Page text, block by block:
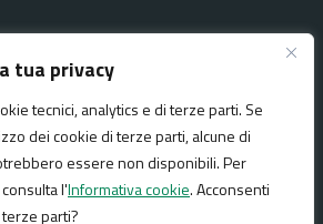
tua privacy
tecnici, analytics e di terze parti. Se
dei cookie di terze parti, alcune di
essere non disponibili. Per
l'Informativa cookie. Acconsenti
parti?
Mappa del sito